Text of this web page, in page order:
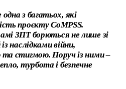
з багатьох, які
проєкту CoMPSS.
ЗПТ борються не лише зі
наслідками війни,
стигмою. Поруч із ними –
турбота і безпечне